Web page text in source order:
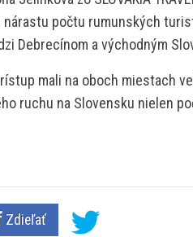
počtu rumunských
Debrecínom a východným
mali na oboch miestach
ruchu na Slovensku nielen
Zdieľať